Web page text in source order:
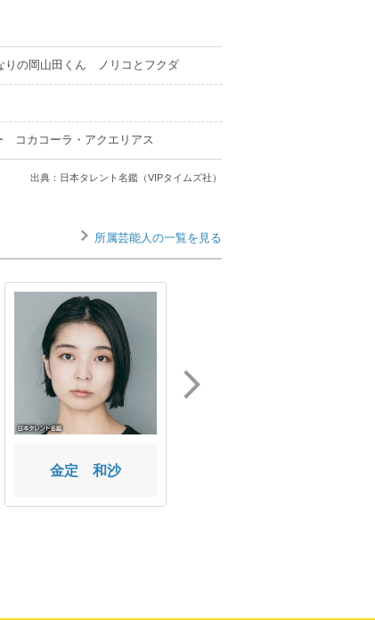
の岡山田くん ノリコとフクダ
カコーラ・アクエリアス
出典：日本タレント名鑑（VIPタイムズ社）
所属芸能人の一覧を見る
金定 和沙